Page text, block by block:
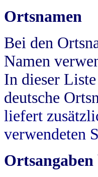
Ortsnamen
Bei den
Namen
In dieser
deutsche
liefert
verwendeten